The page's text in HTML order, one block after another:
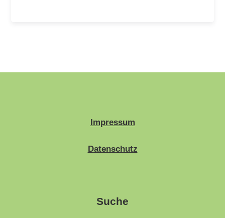
Impressum
Datenschutz
Suche